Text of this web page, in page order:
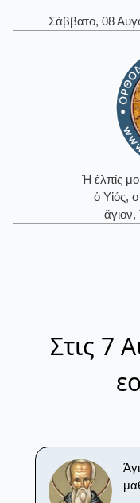
Σάββατο, 08
Ἡ ἐλπίς
ὁ Υἱός,
ἅγιον,
Στις 7